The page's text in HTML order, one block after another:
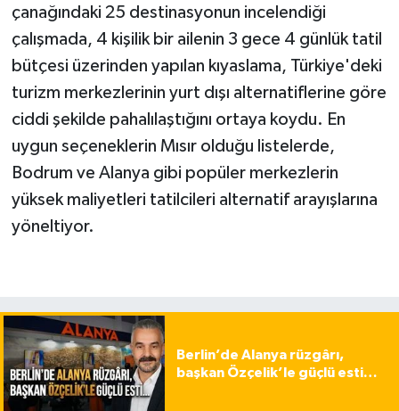
çanağındaki 25 destinasyonun incelendiği
çalışmada, 4 kişilik bir ailenin 3 gece 4 günlük tatil
bütçesi üzerinden yapılan kıyaslama, Türkiye'deki
turizm merkezlerinin yurt dışı alternatiflerine göre
ciddi şekilde pahalılaştığını ortaya koydu. En
uygun seçeneklerin Mısır olduğu listelerde,
Bodrum ve Alanya gibi popüler merkezlerin
yüksek maliyetleri tatilcileri alternatif arayışlarına
yöneltiyor.
Berlin’de Alanya rüzgârı,
başkan Özçelik’le güçlü esti…